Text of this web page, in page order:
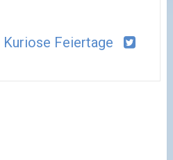
Kuriose Feiertage